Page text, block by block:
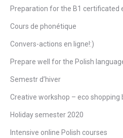
Preparation for the B1 certificated
Cours de phonétique
Convers-actions en ligne!:)
Prepare well for the Polish
Semestr d’hiver
Creative workshop – eco shopping
Holiday semester 2020
Intensive online Polish courses